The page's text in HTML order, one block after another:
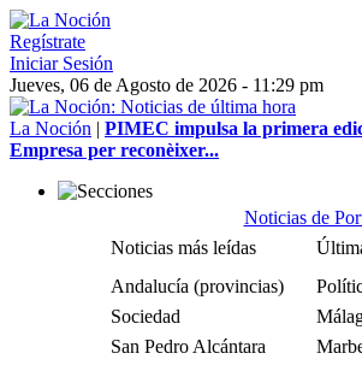
Regístrate
Iniciar Sesión
Jueves, 06 de Agosto de 2026 - 11:29 pm
La Noción | PIMEC impulsa la primera
Empresa per reconèixer...
Noticias de
Noticias más leídas
Andalucía (provincias)
Sociedad
San Pedro Alcántara